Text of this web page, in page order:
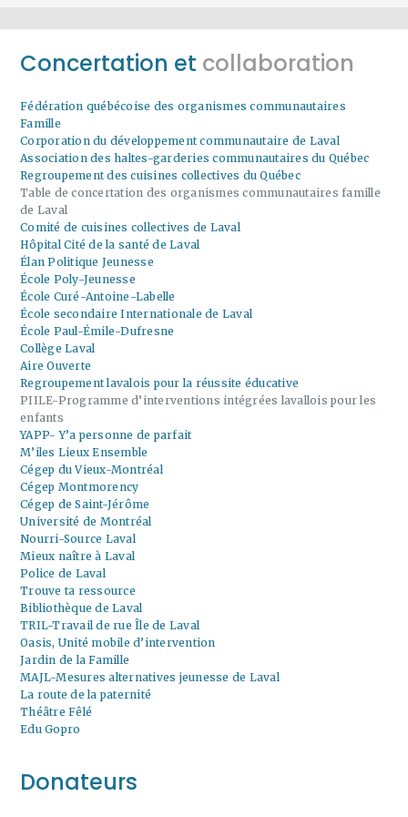
Concertation et collaboration
Fédération québécoise des organismes communautaires
Famille
Corporation du développement communautaire de Laval
Association des haltes-garderies communautaires du Québec
Regroupement des cuisines collectives du Québec
Table de concertation des organismes communautaires famille
de Laval
Comité de cuisines collectives de Laval
Hôpital Cité de la santé de Laval
Élan Politique Jeunesse
École Poly-Jeunesse
École Curé-Antoine-Labelle
École secondaire Internationale de Laval
École Paul-Émile-Dufresne
Collège Laval
Aire Ouverte
Regroupement lavalois pour la réussite éducative
PIILE-Programme d’interventions intégrées lavallois pour les
enfants
YAPP- Y’a personne de parfait
M’iles Lieux Ensemble
Cégep du Vieux-Montréal
Cégep Montmorency
Cégep de Saint-Jérôme
Université de Montréal
Nourri-Source Laval
Mieux naître à Laval
Police de Laval
Trouve ta ressource
Bibliothèque de Laval
TRIL-Travail de rue Île de Laval
Oasis, Unité mobile d’intervention
Jardin de la Famille
MAJL-Mesures alternatives jeunesse de Laval
La route de la paternité
Théâtre Fêlé
Edu Gopro
Donateurs